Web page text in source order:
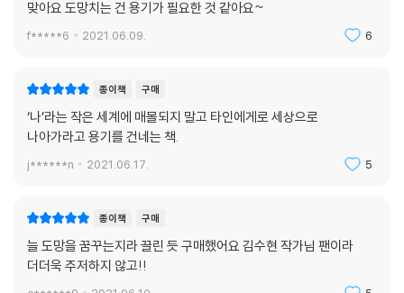
맞아요 도망치는 건 용기가 필요한 것 같아요~
f*****6 2021.06.09. 6
종이책 구매
‘나’라는 작은 세계에 매몰되지 말고 타인에게로 세상으로
나아가라고 용기를 건네는 책.
j******n 2021.06.17. 5
종이책 구매
늘 도망을 꿈꾸는지라 끌린 듯 구매했어요 김수현 작가님 팬이라
더더욱 주저하지 않고!!